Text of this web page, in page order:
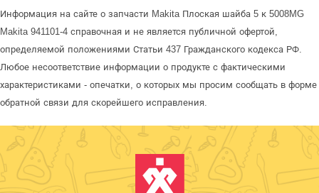
Информация на сайте о запчасти Makita Плоская шайба 5 к 5008MG
Makita 941101-4 справочная и не является публичной офертой,
определяемой положениями Статьи 437 Гражданского кодекса РФ.
Любое несоответствие информации о продукте с фактическими
характеристиками - опечатки, о которых мы просим сообщать в форме
обратной связи для скорейшего исправления.